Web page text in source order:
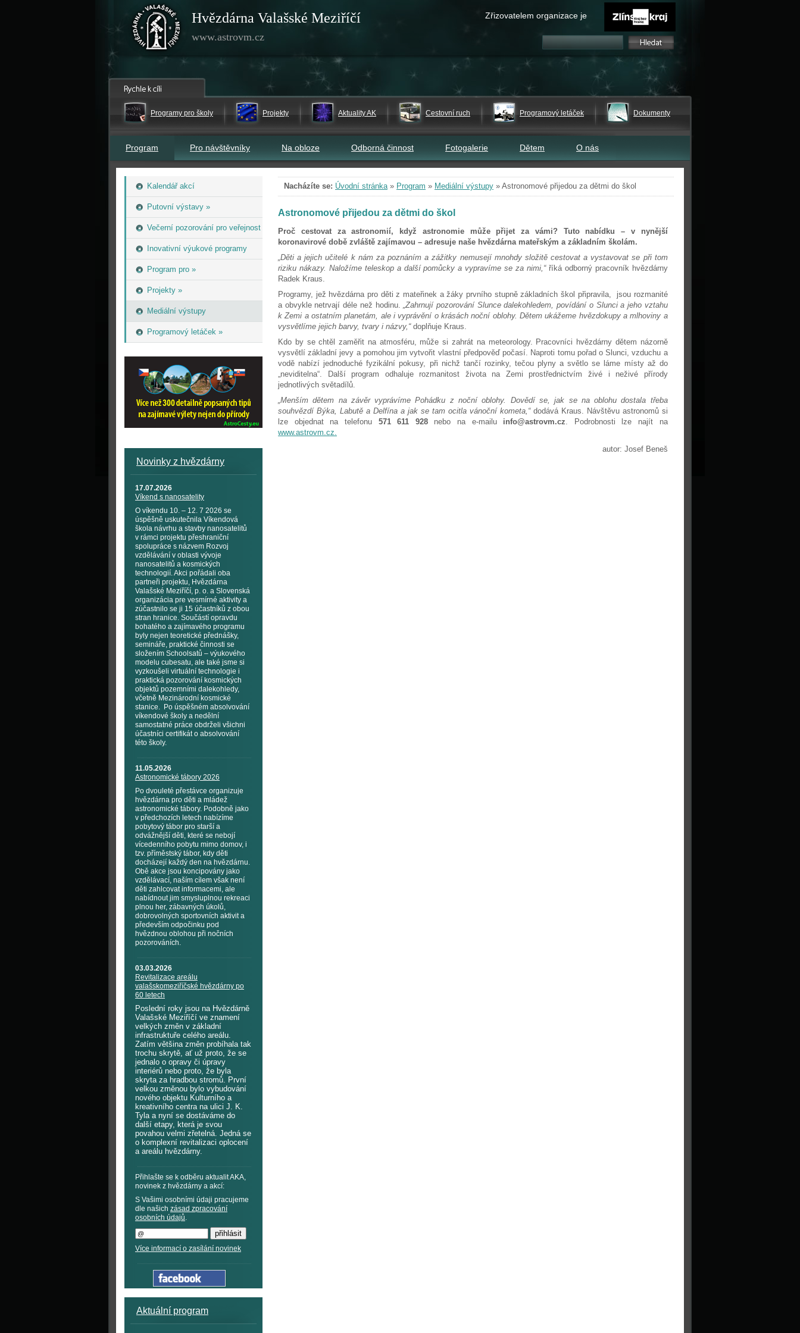
Hvězdárna Valašské Meziříčí
www.astrovm.cz
Zřizovatelem organizace je
Programy pro školy Projekty Aktuality AK Cestovní ruch Programový letáček Dokumenty
Program Pro návštěvníky Na obloze Odborná činnost Fotogalerie Dětem O nás
Kalendář akcí
Putovní výstavy »
Večerní pozorování pro veřejnost
Inovativní výukové programy
Program pro »
Projekty »
Mediální výstupy
Programový letáček »
Novinky z hvězdárny
17.07.2026
Víkend s nanosatelity
O víkendu 10. – 12. 7 2026 se
úspěšně uskutečnila Víkendová
škola návrhu a stavby nanosatelitů
v rámci projektu přeshraniční
spolupráce s názvem Rozvoj
vzdělávání v oblasti vývoje
nanosatelitů a kosmických
technologií. Akci pořádali oba
partneři projektu, Hvězdárna
Valašské Meziříčí, p. o. a Slovenská
organizácia pre vesmírné aktivity a
zúčastnilo se ji 15 účastníků z obou
stran hranice. Součástí opravdu
bohatého a zajímavého programu
byly nejen teoretické přednášky,
semináře, praktické činnosti se
složením Schoolsatů – výukového
modelu cubesatu, ale také jsme si
vyzkoušeli virtuální technologie i
praktická pozorování kosmických
objektů pozemními dalekohledy,
včetně Mezinárodní kosmické
stanice. Po úspěšném absolvování
víkendové školy a nedělní
samostatné práce obdrželi všichni
účastníci certifikát o absolvování
této školy.
11.05.2026
Astronomické tábory 2026
Po dvouleté přestávce organizuje
hvězdárna pro děti a mládež
astronomické tábory. Podobně jako
v předchozích letech nabízíme
pobytový tábor pro starší a
odvážnější děti, které se nebojí
vícedenního pobytu mimo domov, i
tzv. příměstský tábor, kdy děti
docházejí každý den na hvězdárnu.
Obě akce jsou koncipovány jako
vzdělávací, naším cílem však není
děti zahlcovat informacemi, ale
nabídnout jim smysluplnou rekreaci
plnou her, zábavných úkolů,
dobrovolných sportovních aktivit a
především odpočinku pod
hvězdnou oblohou při nočních
pozorováních.
03.03.2026
Revitalizace areálu
valašskomeziříčské hvězdárny po
60 letech
Poslední roky jsou na Hvězdárně
Valašské Meziříčí ve znamení
velkých změn v základní
infrastruktuře celého areálu.
Zatím většina změn probíhala tak
trochu skrytě, ať už proto, že se
jednalo o opravy či úpravy
interiérů nebo proto, že byla
skryta za hradbou stromů. První
velkou změnou bylo vybudování
nového objektu Kulturního a
kreativního centra na ulici J. K.
Tyla a nyní se dostáváme do
další etapy, která je svou
povahou velmi zřetelná. Jedná se
o komplexní revitalizaci oplocení
a areálu hvězdárny.
Přihlašte se k odběru aktualit AKA,
novinek z hvězdárny a akcí:
S Vašimi osobními údaji pracujeme
dle našich zásad zpracování
osobních údajů.
Více informací o zasílání novinek
Aktuální program
Nacházíte se: Úvodní stránka» Program » Mediální výstupy » Astronomové přijedou za dětmi do škol
Astronomové přijedou za dětmi do škol
Proč cestovat za astronomií, když astronomie může přijet za vámi? Tuto nabídku – v nynější
koronavirové době zvláště zajímavou – adresuje naše hvězdárna mateřským a základním školám.
„Děti a jejich učitelé k nám za poznáním a zážitky nemusejí mnohdy složitě cestovat a vystavovat se při tom
riziku nákazy. Naložíme teleskop a další pomůcky a vypravíme se za nimi,“říká odborný pracovník hvězdárny
Radek Kraus.
Programy, jež hvězdárna pro děti z mateřinek a žáky prvního stupně základních škol připravila, jsou rozmanité
a obvykle netrvají déle než hodinu. „Zahrnují pozorování Slunce dalekohledem, povídání o Slunci a jeho vztahu
k Zemi a ostatním planetám, ale i vyprávění o krásách noční oblohy. Dětem ukážeme hvězdokupy a mlhoviny a
vysvětlíme jejich barvy, tvary i názvy,“doplňuje Kraus.
Kdo by se chtěl zaměřit na atmosféru, může si zahrát na meteorology. Pracovníci hvězdárny dětem názorně
vysvětlí základní jevy a pomohou jim vytvořit vlastní předpověď počasí. Naproti tomu pořad o Slunci, vzduchu a
vodě nabízí jednoduché fyzikální pokusy, při nichž tančí rozinky, tečou plyny a světlo se láme místy až do
„neviditelna“. Další program odhaluje rozmanitost života na Zemi prostřednictvím živé i neživé přírody
jednotlivých světadílů.
„Menším dětem na závěr vyprávíme Pohádku z noční oblohy. Dovědí se, jak se na oblohu dostala třeba
souhvězdí Býka, Labutě a Delfína a jak se tam ocitla vánoční kometa,“dodává Kraus. Návštěvu astronomů si
lze objednat na telefonu 571 611 928nebo na e-mailu info@astrovm.cz. Podrobnosti lze najít na
www.astrovm.cz.
autor: Josef Beneš